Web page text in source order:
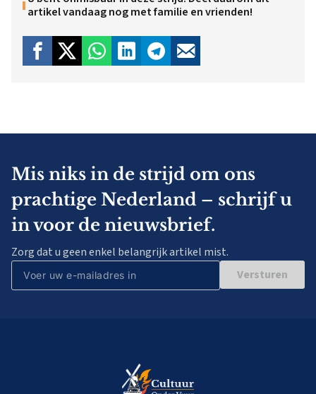
artikel vandaag nog met familie en vrienden!
Mis niks in de strijd om ons
prachtige Nederland – schrijf u
in voor de nieuwsbrief.
Zorg dat u geen enkel belangrijk artikel mist.
Versturen